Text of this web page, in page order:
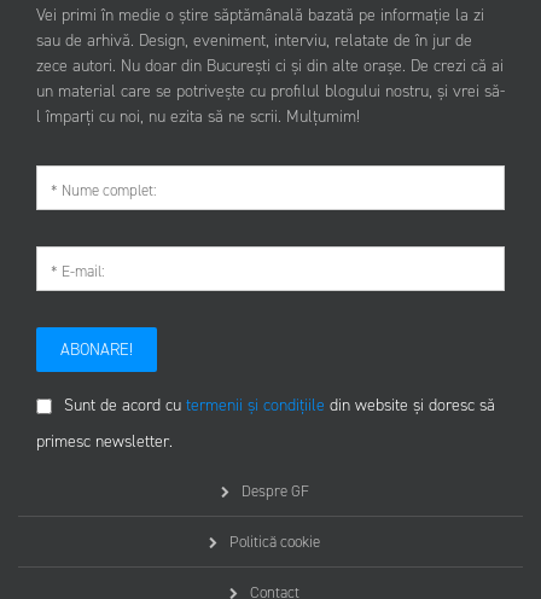
Vei primi în medie o știre săptămânală bazată pe informație la zi
sau de arhivă. Design, eveniment, interviu, relatate de în jur de
zece autori. Nu doar din București ci și din alte orașe. De crezi că ai
un material care se potrivește cu profilul blogului nostru, și vrei să-
l împarți cu noi, nu ezita să ne scrii. Mulțumim!
ABONARE!
Sunt de acord cu termenii și condițiile din website și doresc să
primesc newsletter.
Despre GF
Politică cookie
Contact